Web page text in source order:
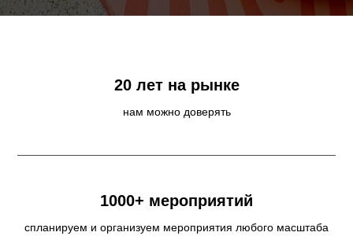
20 лет на рынке
нам можно доверять
1000+ мероприятий
спланируем и организуем мероприятия любого масштаба